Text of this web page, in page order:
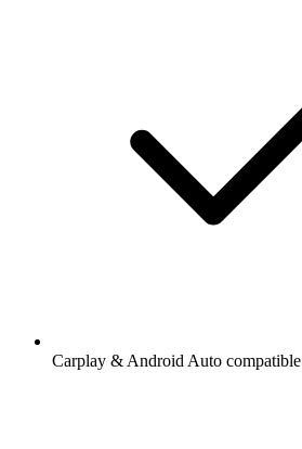
Carplay & Android Auto compatible